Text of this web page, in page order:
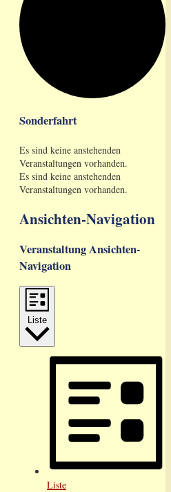
Sonderfahrt
Es sind keine anstehenden
Veranstaltungen vorhanden.
Es sind keine anstehenden
Veranstaltungen vorhanden.
Ansichten-Navigation
Veranstaltung Ansichten-
Navigation
Liste
Liste